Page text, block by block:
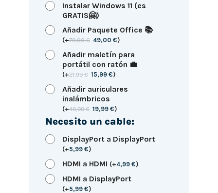
Instalar Windows 11 (es
GRATIS🤗)
Añadir Paquete Office 📚
(+79,00€ 49,00€)
Añadir maletín para
portátil con ratón 💼
(+21,99€ 15,99€)
Añadir auriculares
inalámbricos
(+49,99€ 19,99€)
Necesito un cable:
DisplayPort a DisplayPort
(+5,99 €)
HDMI a HDMI (+4,99 €)
HDMI a DisplayPort
(+5,99 €)